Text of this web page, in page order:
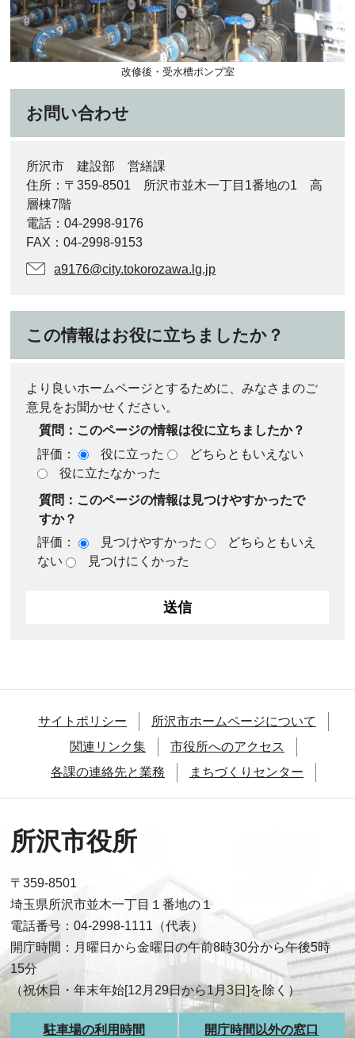
改修後・受水槽ポンプ室
お問い合わせ
所沢市 建設部 営繕課
住所：〒359-8501 所沢市並木一丁目1番地の1 高
層棟7階
電話：04-2998-9176
FAX：04-2998-9153
a9176@city.tokorozawa.lg.jp
この情報はお役に立ちましたか？
より良いホームページとするために、みなさまのご
意見をお聞かせください。
質問：このページの情報は役に立ちましたか？
評価：
役に立った
どちらともいえない
役に立たなかった
質問：このページの情報は見つけやすかったで
すか？
評価：
見つけやすかった
どちらともいえ
ない
見つけにくかった
サイトポリシー
所沢市ホームページについて
関連リンク集
市役所へのアクセス
各課の連絡先と業務
まちづくりセンター
所沢市役所
〒359-8501
埼玉県所沢市並木一丁目１番地の１
電話番号：04-2998-1111（代表）
開庁時間：月曜日から金曜日の午前8時30分から午後5時
15分
（祝休日・年末年始[12月29日から1月3日]を除く）
駐車場の利用時間 開庁時間以外の窓口